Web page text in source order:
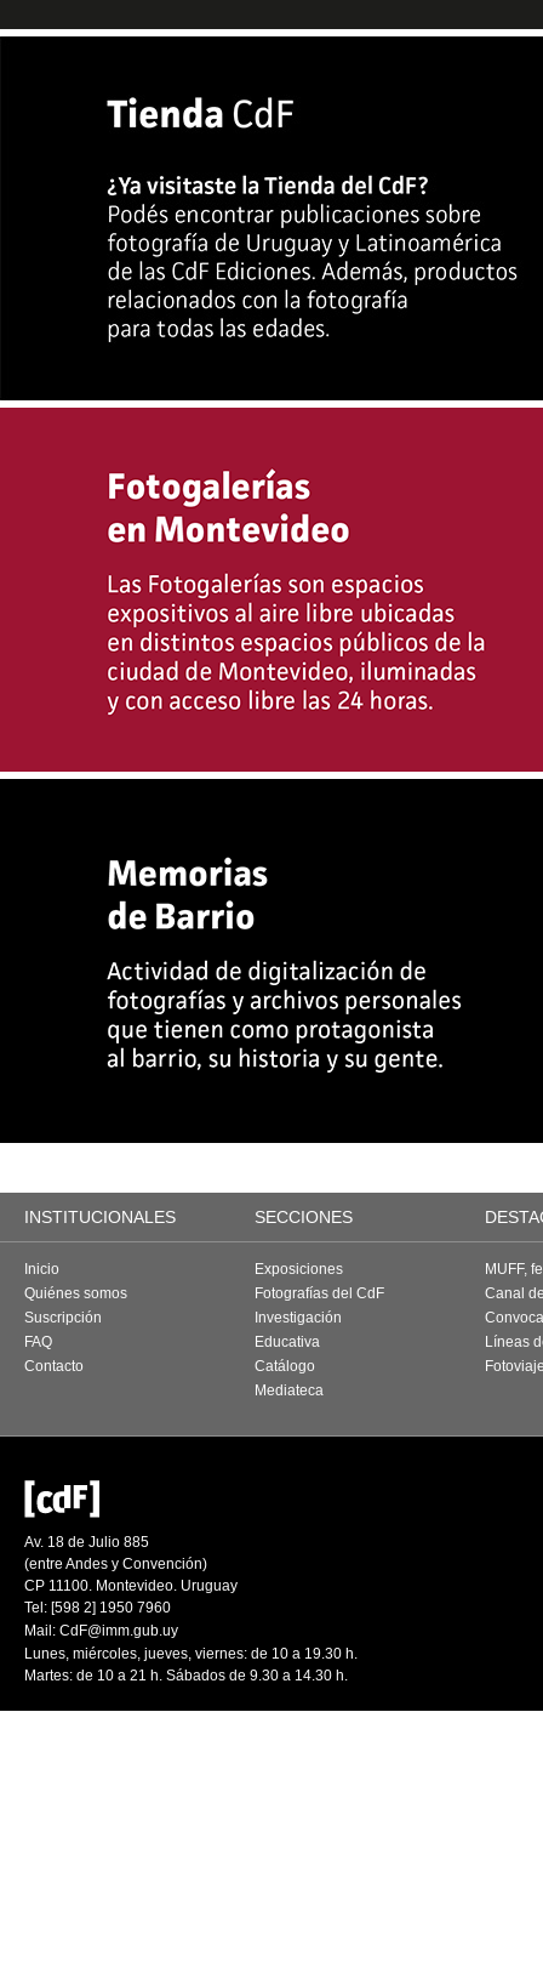
INSTITUCIONALES SECCIONES
Inicio
Quiénes somos
Suscripción
FAQ
Contacto
Exposiciones
Fotografías del CdF
Investigación
Educativa
Catálogo
Mediateca
MUFF,
Canal
Líneas
Av. 18 de Julio 885
(entre Andes y Convención)
CP 11100. Montevideo. Uruguay
Tel: [598 2] 1950 7960
Mail: CdF@imm.gub.uy
Lunes, miércoles, jueves, viernes: de 10 a 19.30 h.
Martes: de 10 a 21 h. Sábados de 9.30 a 14.30 h.